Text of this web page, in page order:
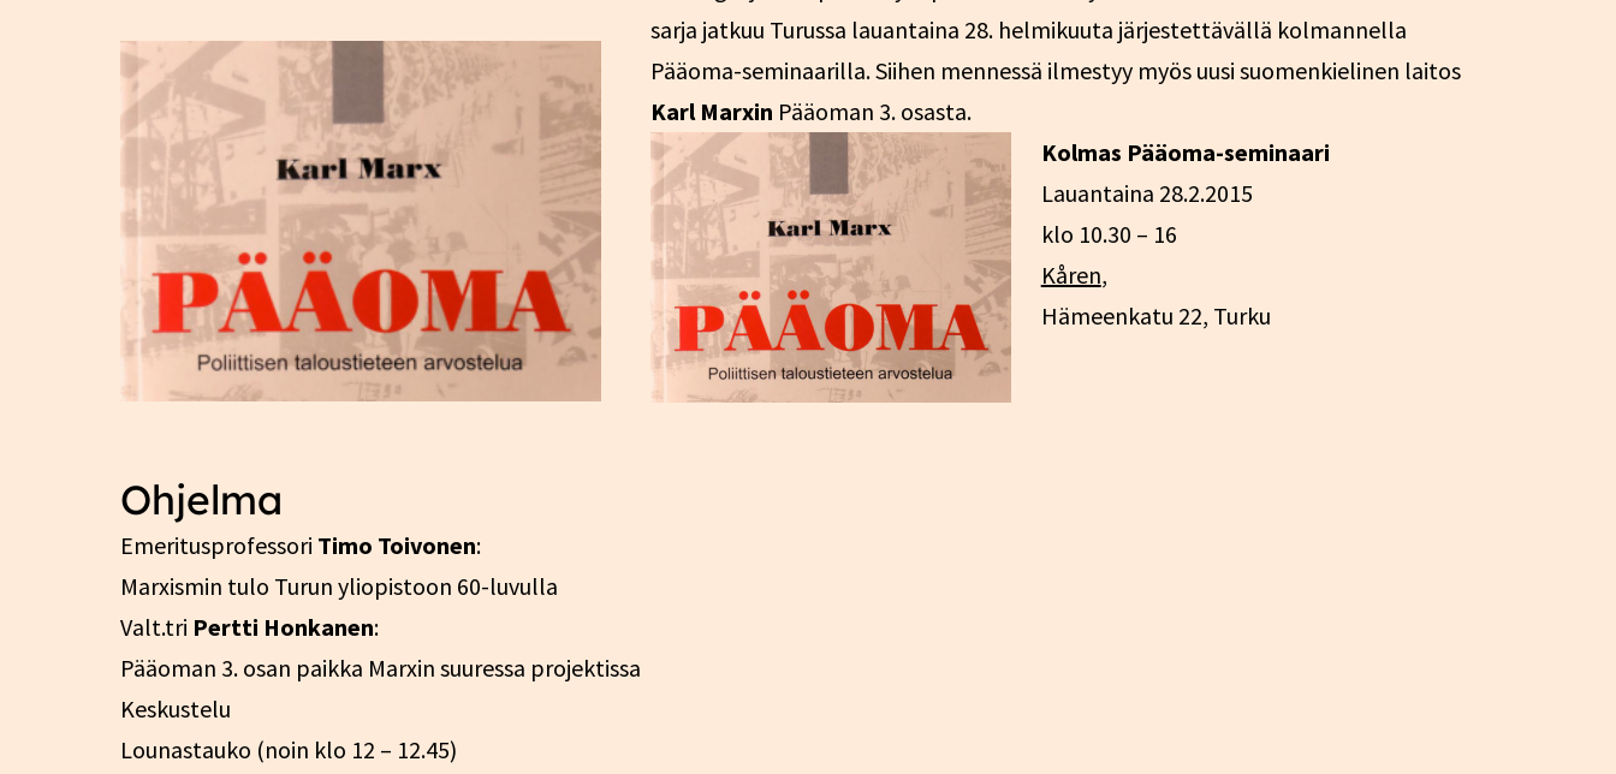
sarja jatkuu Turussa lauantaina 28. helmikuuta järjestettävällä kolmannella
Pääoma-seminaarilla. Siihen mennessä ilmestyy myös uusi suomenkielinen laitos
Karl Marxin Pääoman 3. osasta.
Kolmas Pääoma-seminaari
Lauantaina 28.2.2015
klo 10.30 – 16
Kåren,
Hämeenkatu 22, Turku
Ohjelma
Emeritusprofessori Timo Toivonen:
Marxismin tulo Turun yliopistoon 60-luvulla
Valt.tri Pertti Honkanen:
Pääoman 3. osan paikka Marxin suuressa projektissa
Keskustelu
Lounastauko (noin klo 12 – 12.45)